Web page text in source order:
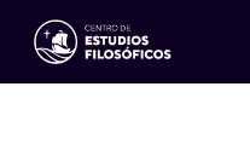
Eventos